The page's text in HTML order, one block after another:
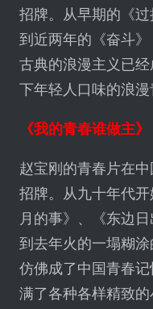
招牌。从早期的《过
到近两年的《奋斗
古典的浪漫主义已
下年轻人口味的浪漫
《我的青春谁做主》
赵宝刚的青春片在
招牌。从九十年代
月的事》、《东边
到去年火的一塌糊
仿佛成了中国青春
满了各种各样精致